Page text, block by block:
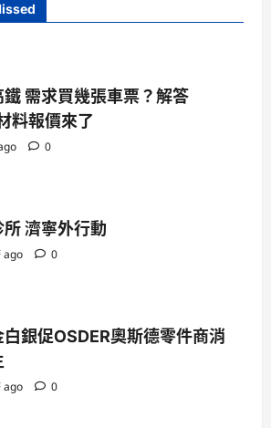
需求買幾張車票？解答
料報價來了
0
濟寧外行動
ago 0
銀促OSDER奧斯德零件商消
ago 0